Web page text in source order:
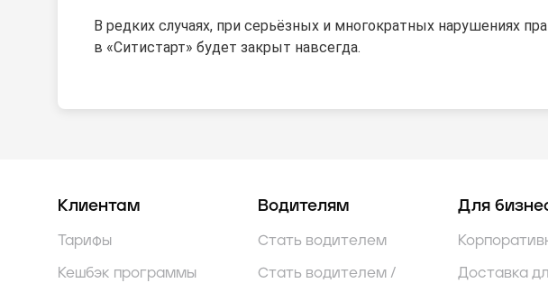
В редких случаях, при серьёзных и многократных нарушениях
в «Ситистарт» будет закрыт навсегда.
Клиентам
Тарифы
Кешбэк программы
Водителям
Стать водителем
Стать водителем /
Для
Доставка